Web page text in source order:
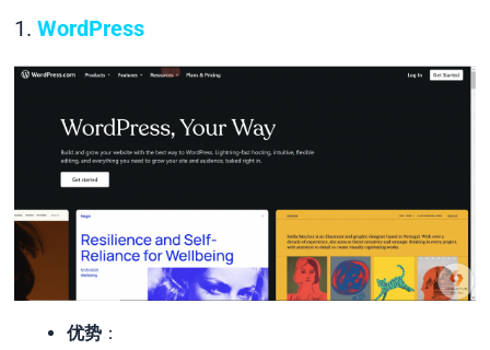
1.WordPress
优势 ：